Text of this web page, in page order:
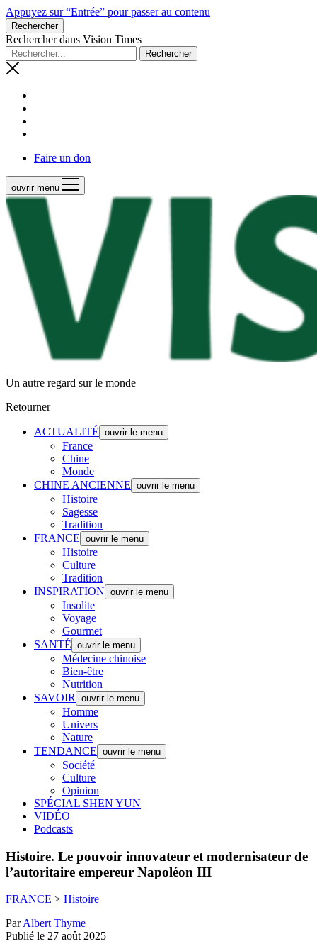
Appuyez sur “Entrée” pour passer au contenu
Rechercher
Rechercher dans Vision Times
Faire un don
ouvrir menu
Un autre regard sur le monde
Retourner
ACTUALITÉ ouvrir le menu
France
Chine
Monde
CHINE ANCIENNE ouvrir le menu
Histoire
Sagesse
Tradition
FRANCE ouvrir le menu
Histoire
Culture
Tradition
INSPIRATION ouvrir le menu
Insolite
Voyage
Gourmet
SANTÉ ouvrir le menu
Médecine chinoise
Bien-être
Nutrition
SAVOIR
ouvrir le menu
Homme
Univers
Nature
TENDANCE ouvrir le menu
Société
Culture
Opinion
SPÉCIAL SHEN YUN
VIDÉO
Podcasts
Histoire. Le pouvoir innovateur et modernisateur de
l’autoritaire empereur Napoléon III
FRANCE > Histoire
ParAlbert Thyme
Publié le 27 août 2025